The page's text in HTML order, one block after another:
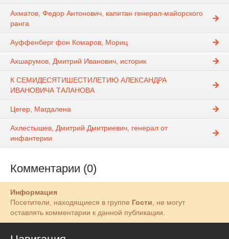
Ахматов, Федор Антонович, капитан генерал-майорского
ранга
Ауффенберг фон Комаров, Мориц
Ахшарумов, Дмитрий Иванович, историк
К СЕМИДЕСЯТИШЕСТИЛЕТИЮ АЛЕКСАНДРА
ИВАНОВИЧА ТАЛАНОВА
Цегер, Магдалена
Ахлестышев, Дмитрий Дмитриевич, генерал от
инфантерии
Комментарии (0)
Информация
Посетители, находящиеся в группе Гости, не могут
оставлять комментарии к данной публикации.